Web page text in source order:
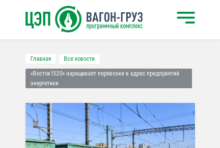
Главная Все новости
«Восток1520» наращивает перевозки в адрес предприятий
энергетики